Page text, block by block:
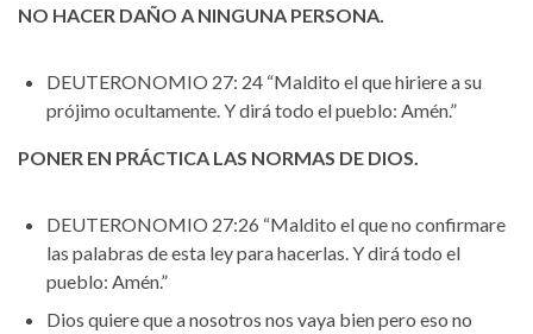
NO HACER DAÑO A NINGUNA PERSONA.
DEUTERONOMIO 27: 24 “Maldito el que hiriere a su
prójimo ocultamente. Y dirá todo el pueblo: Amén.”
PONER EN PRÁCTICA LAS NORMAS DE DIOS.
DEUTERONOMIO 27:26 “Maldito el que no confirmare
las palabras de esta ley para hacerlas. Y dirá todo el
pueblo: Amén.”
Dios quiere que a nosotros nos vaya bien pero eso no